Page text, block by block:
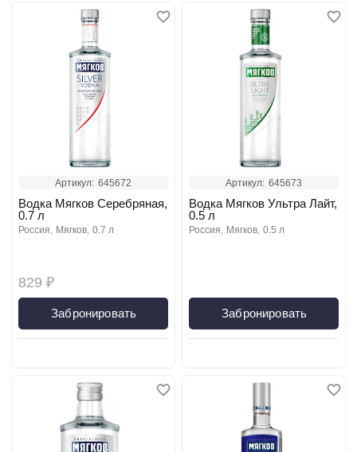
Артикул: 645672
829 ₽
Водка Мягков Серебряная,
0.7 л
россия мягков 0.7 л
Забронировать
Артикул: 645673
Водка Мягков Ультра Лайт,
0.5 л
россия мягков 0.5 л
Забронировать